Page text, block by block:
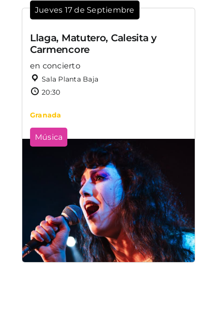
Jueves 17 de Septiembre
Llaga, Matutero, Calesita y
Carmencore
en concierto
Sala Planta Baja
20:30
Granada
Música